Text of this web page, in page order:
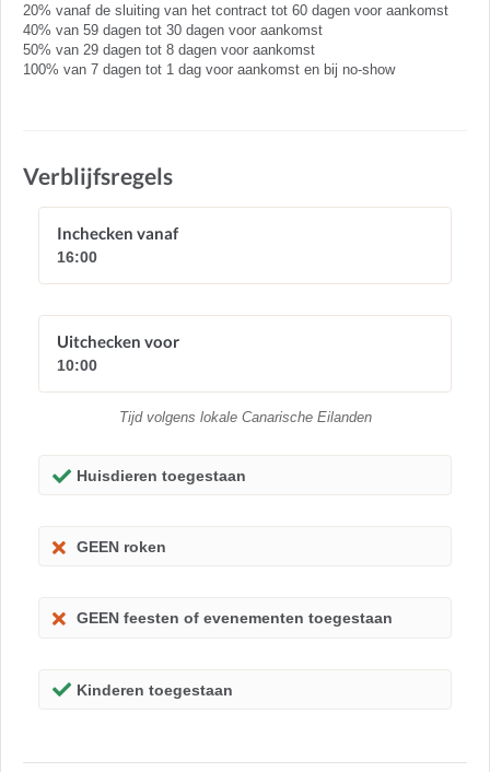
20% vanaf de sluiting van het contract tot 60 dagen voor aankomst
40% van 59 dagen tot 30 dagen voor aankomst
50% van 29 dagen tot 8 dagen voor aankomst
100% van 7 dagen tot 1 dag voor aankomst en bij no-show
Verblijfsregels
Inchecken vanaf
16:00
Uitchecken voor
10:00
Tijd volgens lokale Canarische Eilanden
Huisdieren toegestaan
GEEN roken
GEEN feesten of evenementen toegestaan
Kinderen toegestaan